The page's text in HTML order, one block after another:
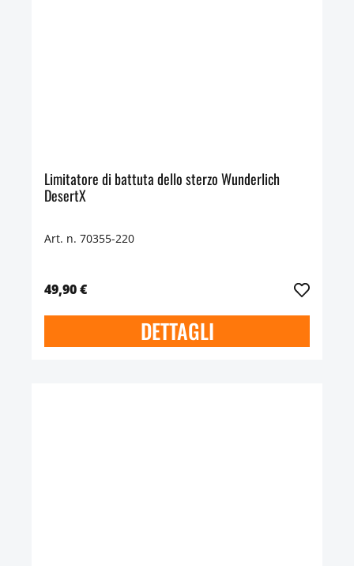
Limitatore di battuta dello sterzo Wunderlich
DesertX
Art. n. 70355-220
49,90 €
DETTAGLI